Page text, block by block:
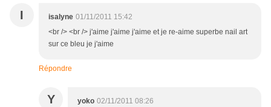
I isalyne 01/11/2011 15:42
<br /> <br /> j'aime j'aime j'aime et je re-aime superbe nail art
sur ce bleu je j'aime
Répondre
Y yoko 02/11/2011 08:26